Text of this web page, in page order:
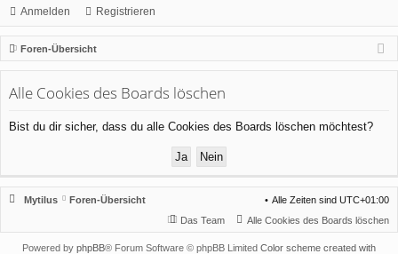
or
en
itg
lie
de
m
el
n
ist
rie
n
Anmelden Registrieren
Foren-Übersicht
Alle Cookies des Boards löschen
Bist du dir sicher, dass du alle Cookies des Boards löschen möchtest?
Mytilus Foren-Übersicht Alle Zeiten sind UTC+01:00
Alle Cookies des Boards löschen
Das Team
Powered by phpBB® Forum Software © phpBB Limited Color scheme created with